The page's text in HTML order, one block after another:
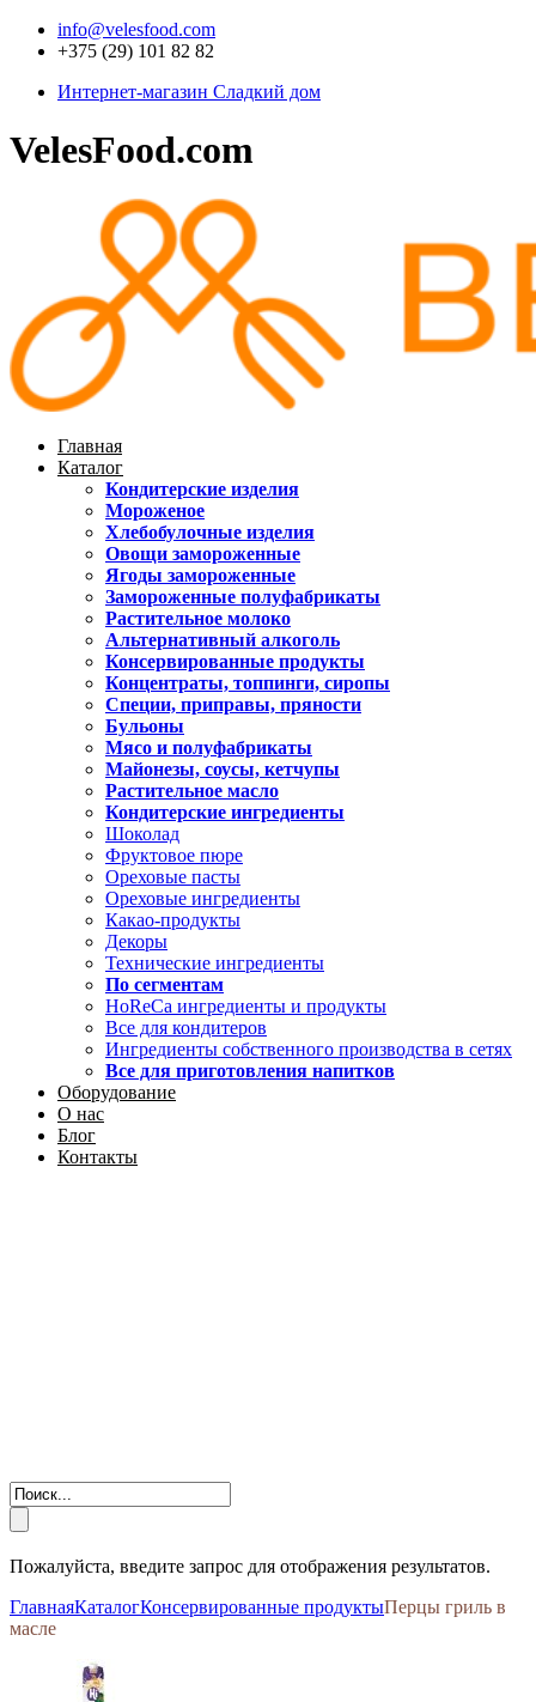
info@velesfood.com
+375 (29) 101 82 82
Интернет-магазин Сладкий дом
VelesFood.com
Главная
Каталог
Кондитерские изделия
Мороженое
Хлебобулочные изделия
Овощи замороженные
Ягоды замороженные
Замороженные полуфабрикаты
Растительное молоко
Альтернативный алкоголь
Консервированные продукты
Концентраты, топпинги, сиропы
Специи, приправы, пряности
Бульоны
Мясо и полуфабрикаты
Майонезы, соусы, кетчупы
Растительное масло
Кондитерские ингредиенты
Шоколад
Фруктовое пюре
Ореховые пасты
Ореховые ингредиенты
Какао-продукты
Декоры
Технические ингредиенты
По сегментам
HoReCa ингредиенты и продукты
Все для кондитеров
Ингредиенты собственного производства в сетях
Все для приготовления напитков
Оборудование
О нас
Блог
Контакты
Пожалуйста, введите запрос для отображения результатов.
ГлавнаяКаталогКонсервированные продуктыПерцы гриль в
масле